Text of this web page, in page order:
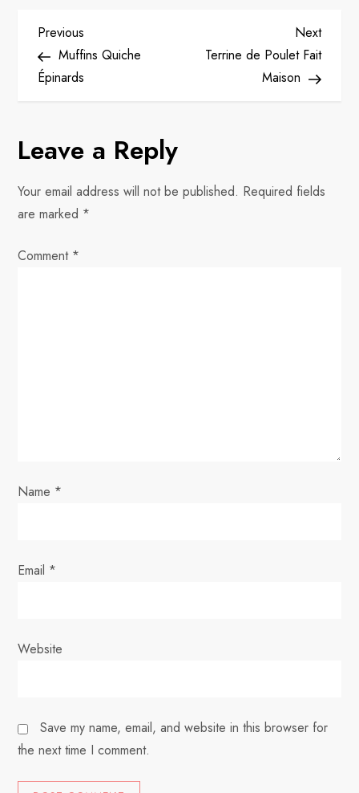
P
o
t
n
a
v
o
Previous
Post
Previous
Muffins Quiche
Épinards
Next
Post
Next
Terrine de Poulet Fait
Maison
Leave a Reply
Your email address will not be published. Required fields
are marked *
Comment *
Name *
Email *
Website
Save my name, email, and website in this browser for
the next time I comment.